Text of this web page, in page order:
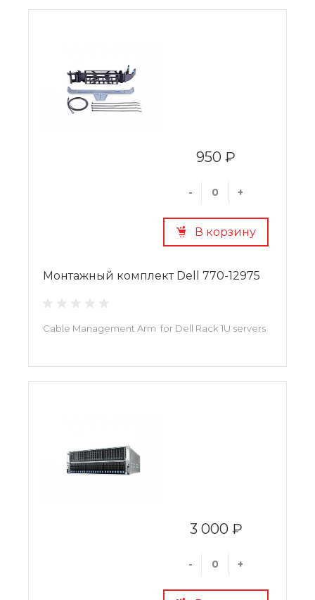
950 ₽
- +
В корзину
Монтажный комплект Dell 770-12975
Cable Management Arm for Dell Rack 1U servers
3 000 ₽
- +